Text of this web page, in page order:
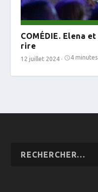
COMÉDIE. Elena
rire
12 juillet 2024 · 4